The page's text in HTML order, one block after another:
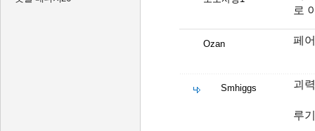
로
Ozan 페
Smhiggs 괴
루